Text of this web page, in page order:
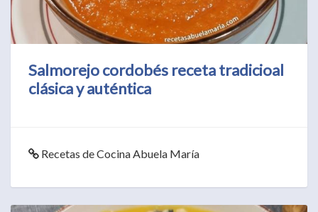
Salmorejo cordobés receta tradicioal
clásica y auténtica
Recetas de Cocina Abuela María